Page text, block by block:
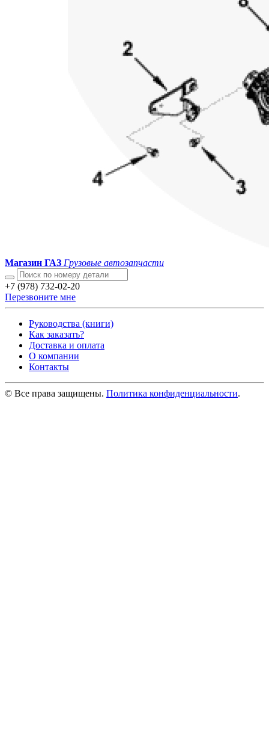
Магазин ГАЗ Грузовые автозапчасти
+7 (978) 732-02-20
Перезвоните мне
Руководства (книги)
Как заказать?
Доставка и оплата
О компании
Контакты
© Все права защищены. Политика конфиденциальности.